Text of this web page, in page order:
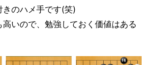
のハメ手です(笑)
いので、勉強しておく価値はある